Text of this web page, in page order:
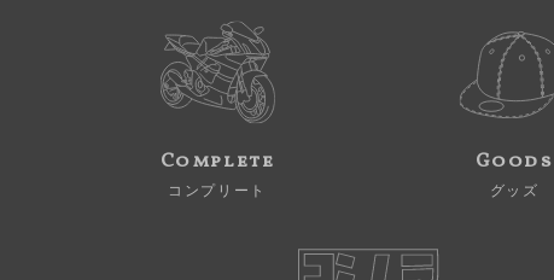
Complete
コンプリート
Goods
グッズ